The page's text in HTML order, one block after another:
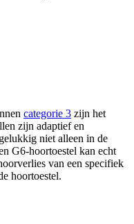
categorie 3 zijn het
zijn adaptief en
niet alleen in de
G6-hoortoestel kan echt
van een specifiek
hoortoestel.